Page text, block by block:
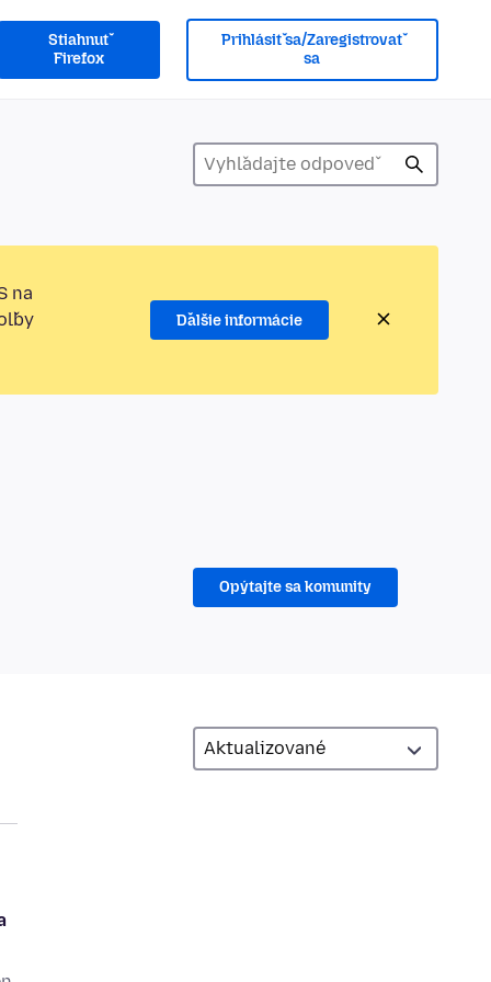
Stiahnuť
Firefox
Prihlásiť sa/Zaregistrovať
sa
na
Ďalšie informácie
Opýtajte sa komunity